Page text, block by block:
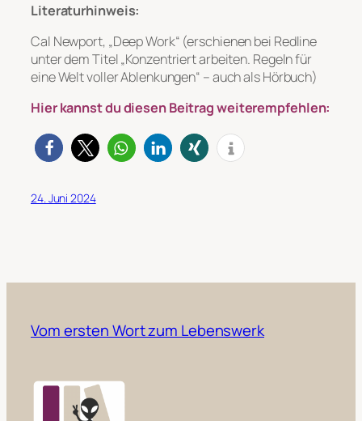
Literaturhinweis:
Cal Newport, „Deep Work“ (erschienen bei Redline
unter dem Titel „Konzentriert arbeiten. Regeln für
eine Welt voller Ablenkungen“ – auch als Hörbuch)
Hier kannst du diesen Beitrag weiterempfehlen:
24. Juni 2024
Vom ersten Wort zum Lebenswerk